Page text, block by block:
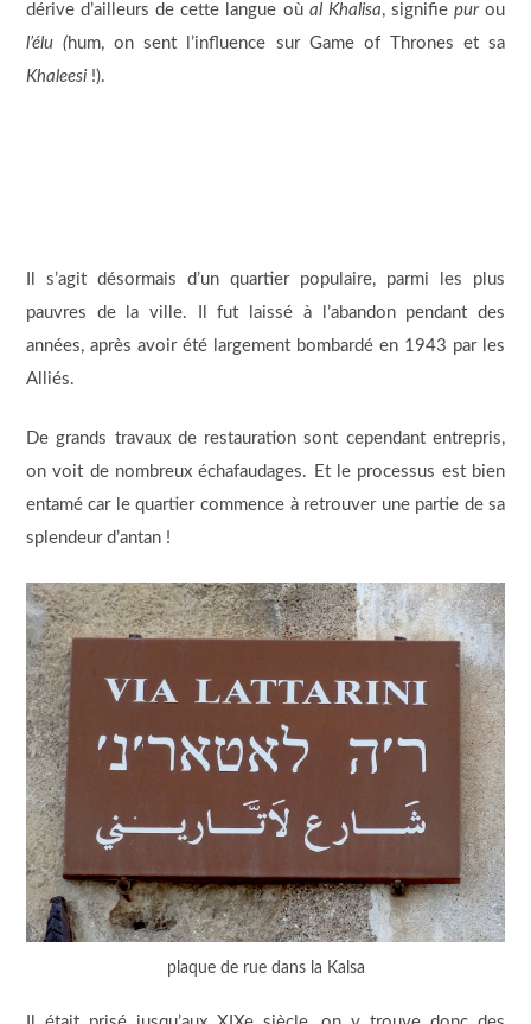
dérive d’ailleurs de cette langue où al Khalisa, signifiepurou
l’élu (hum, on sent l’influence sur Game of Thrones et sa
Khaleesi!).
Il s’agit désormais d’un quartier populaire, parmi les plus
pauvres de la ville. Il fut laissé à l’abandon pendant des
années, après avoir été largement bombardé en 1943 par les
Alliés.
De grands travaux de restauration sont cependant entrepris,
on voit de nombreux échafaudages. Et le processus est bien
entamé car le quartier commence à retrouver une partie de sa
splendeur d’antan !
plaque de rue dans la Kalsa